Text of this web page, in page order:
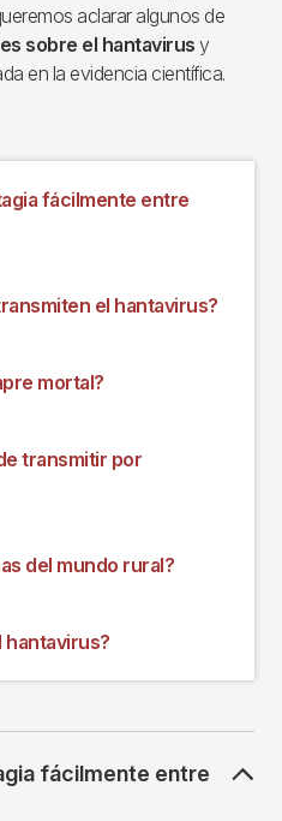
aclarar algunos de
sobre el hantavirus y
en la evidencia científica.
fácilmente entre
el hantavirus?
mortal?
transmitir por
del mundo rural?
hantavirus?
fácilmente entre